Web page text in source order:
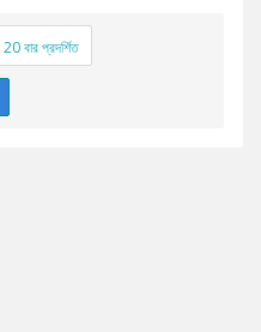
20বার প্রদর্শিত